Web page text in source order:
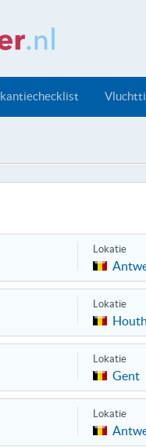
Lokatie
Lokatie
Lokatie
Gent
Lokatie